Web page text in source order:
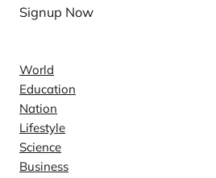
Signup Now
World
Education
Nation
Lifestyle
Science
Business